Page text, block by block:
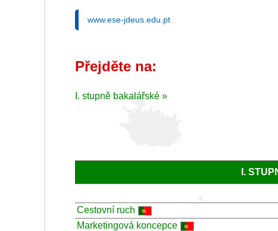
www.ese-jdeus.edu.pt
Přejděte na:
I. stupně bakalářské »
I.
Cestovní ruch
Marketingová koncepce